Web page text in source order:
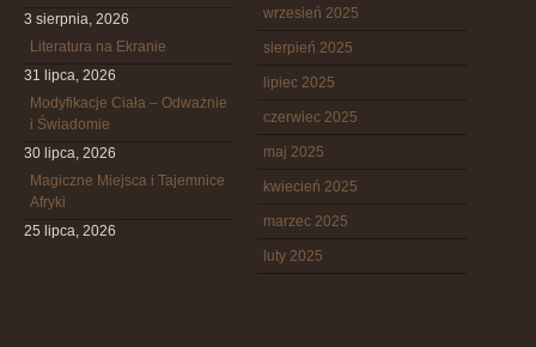
3 sierpnia, 2026
Literatura na Ekranie
31 lipca, 2026
Modyfikacje Ciała – Odważnie
i Świadomie
30 lipca, 2026
Magiczne Miejsca i Tajemnice
Afryki
25 lipca, 2026
wrzesień 2025
sierpień 2025
lipiec 2025
czerwiec 2025
maj 2025
kwiecień 2025
marzec 2025
luty 2025